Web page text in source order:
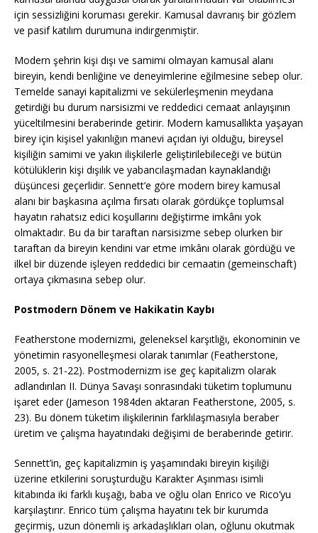
için sessizliğini koruması gerekir. Kamusal davranış bir gözlem
ve pasif katılım durumuna indirgenmiştir.
Modern şehrin kişi dışı ve samimi olmayan kamusal alanı
bireyin, kendi benliğine ve deneyimlerine eğilmesine sebep olur.
Temelde sanayi kapitalizmi ve sekülerleşmenin meydana
getirdiği bu durum narsisizmi ve reddedici cemaat anlayışının
yüceltilmesini beraberinde getirir. Modern kamusallıkta yaşayan
birey için kişisel yakınlığın manevi açıdan iyi olduğu, bireysel
kişiliğin samimi ve yakın ilişkilerle geliştirilebileceği ve bütün
kötülüklerin kişi dışılık ve yabancılaşmadan kaynaklandığı
düşüncesi geçerlidir. Sennett’e göre modern birey kamusal
alanı bir başkasına açılma fırsatı olarak gördükçe toplumsal
hayatın rahatsız edici koşullarını değiştirme imkânı yok
olmaktadır. Bu da bir taraftan narsisizme sebep olurken bir
taraftan da bireyin kendini var etme imkânı olarak gördüğü ve
ilkel bir düzende işleyen reddedici bir cemaatin (gemeinschaft)
ortaya çıkmasına sebep olur.
Postmodern Dönem ve Hakikatin Kaybı
Featherstone modernizmi, geleneksel karşıtlığı, ekonominin ve
yönetimin rasyonelleşmesi olarak tanımlar (Featherstone,
2005, s. 21-22). Postmodernizm ise geç kapitalizm olarak
adlandırılan II. Dünya Savaşı sonrasındaki tüketim toplumunu
işaret eder (Jameson 1984den aktaran Featherstone, 2005, s.
23). Bu dönem tüketim ilişkilerinin farklılaşmasıyla beraber
üretim ve çalışma hayatındaki değişimi de beraberinde getirir.
Sennett’in, geç kapitalizmin iş yaşamındaki bireyin kişiliği
üzerine etkilerini soruşturduğu Karakter Aşınması isimli
kitabında iki farklı kuşağı, baba ve oğlu olan Enrico ve Rico’yu
karşılaştırır. Enrico tüm çalışma hayatını tek bir kurumda
geçirmiş, uzun dönemli iş arkadaşlıkları olan, oğlunu okutmak